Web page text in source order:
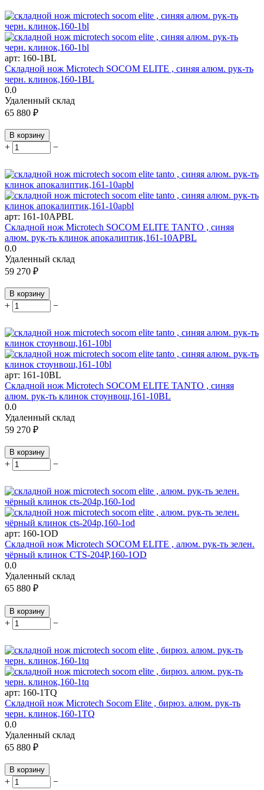
арт: 160-1BL
Складной нож Microtech SOCOM ELITE , синяя алюм. рук-ть
черн. клинок,160-1BL
0.0
Удаленный склад
65 880 ₽
В корзину
+ −
арт: 161-10APBL
Складной нож Microtech SOCOM ELITE TANTO , синяя
алюм. рук-ть клинок апокалиптик,161-10APBL
0.0
Удаленный склад
59 270 ₽
В корзину
+ −
арт: 161-10BL
Складной нож Microtech SOCOM ELITE TANTO , синяя
алюм. рук-ть клинок стоунвош,161-10BL
0.0
Удаленный склад
59 270 ₽
В корзину
+ −
арт: 160-1OD
Складной нож Microtech SOCOM ELITE , алюм. рук-ть зелен.
чёрный клинок CTS-204P,160-1OD
0.0
Удаленный склад
65 880 ₽
В корзину
+ −
арт: 160-1TQ
Складной нож Microtech Socom Elite , бирюз. алюм. рук-ть
черн. клинок,160-1TQ
0.0
Удаленный склад
65 880 ₽
В корзину
+ −